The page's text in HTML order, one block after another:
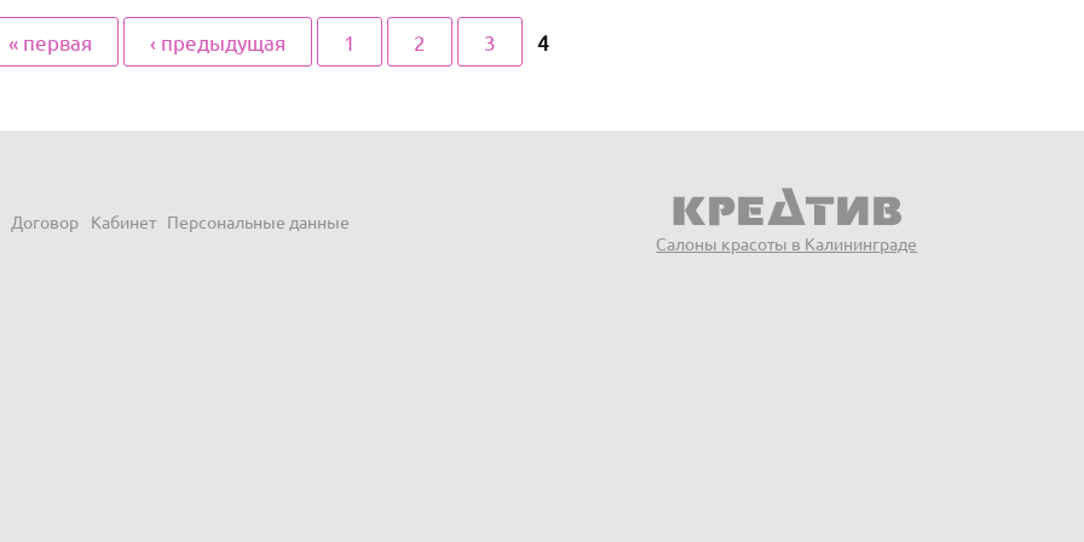
« первая ‹ предыдущая 1 2 3 4
Договор Кабинет Персональные данные
Салоны красоты в Калининграде